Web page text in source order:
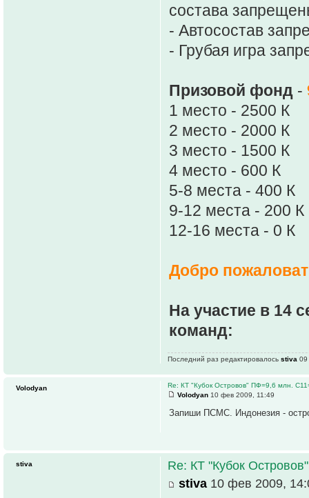
состава
- Автосостав
- Грубая игра
Призовой фонд -
1 место - 2500 К
2 место - 2000 К
3 место - 1500 К
4 место - 600 К
5-8 места - 400 К
9-12 места - 200 К
12-16 места - 0 К
Добро
На участие в 14
команд:
Последний раз редактировалось stiva 09
Re: КТ "Кубок Островов" ПФ=9,6 млн.
Volodyan 10 фев 2009, 11:49
Запиши ПСМС. Индонезия -
Volodyan
Re: КТ "Кубок
stiva 10 фев 2009,
stiva